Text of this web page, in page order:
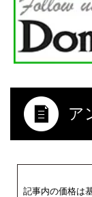
ア
記事内の価格は